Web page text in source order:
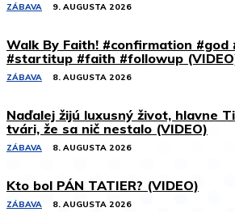
ZÁBAVA 9. AUGUSTA 2026
Walk By Faith! #confirmation
#startitup #faith #followup
ZÁBAVA 8. AUGUSTA 2026
Naďalej žijú luxusný život, hlavne
tvári, že sa nič nestalo (VIDEO)
ZÁBAVA 8. AUGUSTA 2026
Kto bol PÁN TATIER? (VIDEO)
ZÁBAVA 8. AUGUSTA 2026